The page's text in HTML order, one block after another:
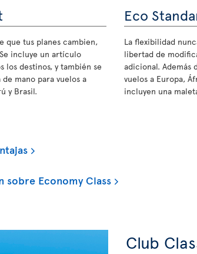
que tus planes cambien,
incluye un artículo
los destinos, y también se
mano para vuelos a
y Brasil.
Eco
La flexibilidad
libertad de
adicional. Además
vuelos a Europa,
incluyen una
sobre Economy Class
Club